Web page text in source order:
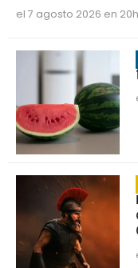
el 7 agosto 2026 en